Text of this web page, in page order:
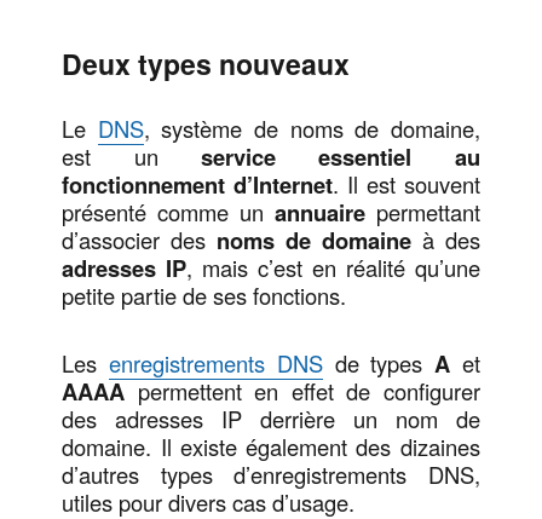
Deux types nouveaux
Le DNS, système de noms de domaine,
est un service essentiel au
fonctionnement d’Internet. Il est souvent
présenté comme un annuairepermettant
d’associer des noms de domaineà des
adresses IP, mais c’est en réalité qu’une
petite partie de ses fonctions.
Lesenregistrements DNSde types Aet
AAAApermettent en effet de configurer
des adresses IP derrière un nom de
domaine. Il existe également des dizaines
d’autres types d’enregistrements DNS,
utiles pour divers cas d’usage.